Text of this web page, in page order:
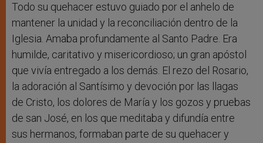
Todo su quehacer estuvo guiado por el anhelo de
mantener la unidad y la reconciliación dentro de la
Iglesia. Amaba profundamente al Santo Padre. Era
humilde, caritativo y misericordioso; un gran apóstol
que vivía entregado a los demás. El rezo del Rosario,
la adoración al Santísimo y devoción por las llagas
de Cristo, los dolores de María y los gozos y pruebas
de san José, en los que meditaba y difundía entre
sus hermanos, formaban parte de su quehacer y